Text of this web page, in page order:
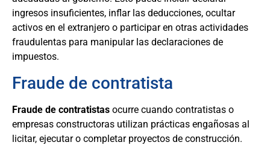
ingresos insuficientes, inflar las deducciones, ocultar
activos en el extranjero o participar en otras actividades
fraudulentas para manipular las declaraciones de
impuestos.
Fraude de contratista
Fraude de contratistas ocurre cuando contratistas o
empresas constructoras utilizan prácticas engañosas al
licitar, ejecutar o completar proyectos de construcción.